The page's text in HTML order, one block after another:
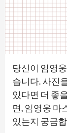
당신이 임영
습니다. 사진
있다면 더 좋
면, 임영웅 마
있는지 궁금